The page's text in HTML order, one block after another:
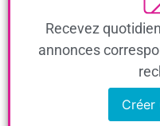
Recevez
annonces
Créer